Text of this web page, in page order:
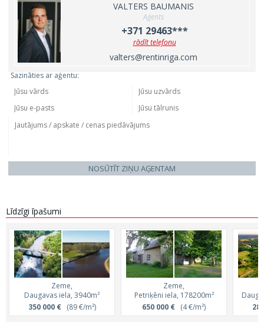
VALTERS BAUMANIS
Aģents
+371 29463***
rādīt telefonu
valters@rentinriga.com
Sazināties ar aģentu:
NOSŪTĪT ZIŅU AĢENTAM
Līdzīgi īpašumi
Zeme,
Daugavas iela, 3940m²
350 000 €(89 €/m²)
Zeme,
Petriķēni iela, 178200m²
650 000 € (4 €/m²)